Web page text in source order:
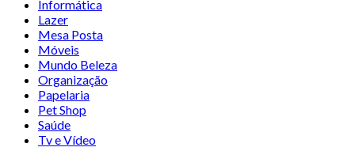
Informática
Lazer
Mesa Posta
Móveis
Mundo Beleza
Organização
Papelaria
Pet Shop
Saúde
Tv e Vídeo